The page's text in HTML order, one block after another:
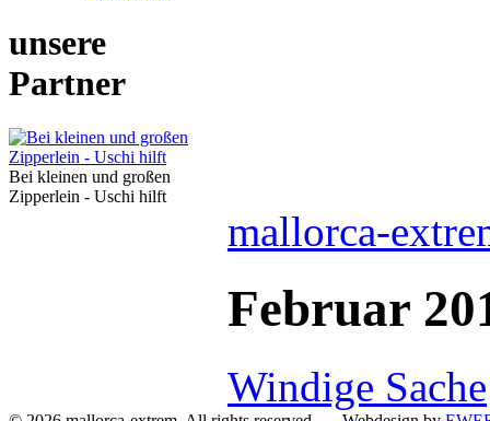
unsere
Partner
Bei kleinen und großen
Zipperlein - Uschi hilft
mallorca-
Februar
Windige Sache